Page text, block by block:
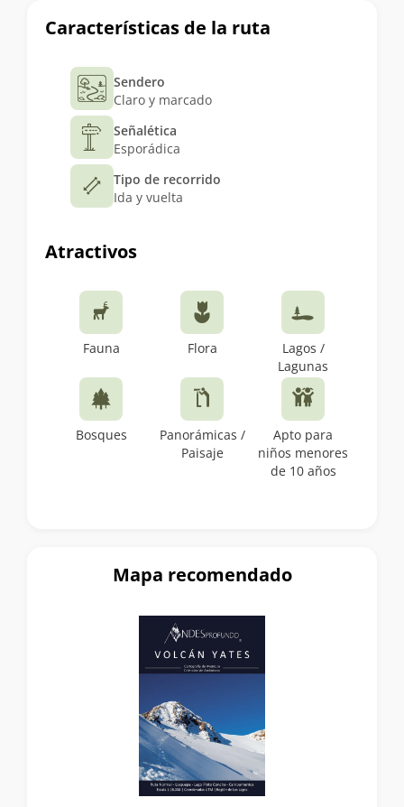
Características de la ruta
Sendero
Claro y marcado
Señalética
Esporádica
Tipo de recorrido
Ida y vuelta
Atractivos
Fauna Flora
Lagos /
Lagunas
Bosques
Panorámicas /
Paisaje
Apto para
niños menores
de 10 años
Mapa recomendado